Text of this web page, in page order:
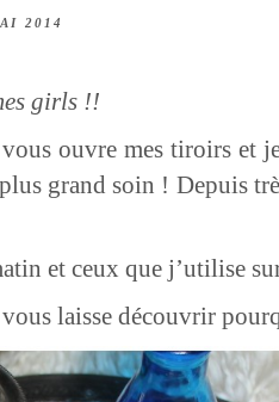
2014
girls !!
ouvre mes tiroirs et
grand soin ! Depuis
et ceux que j’utilise
laisse découvrir